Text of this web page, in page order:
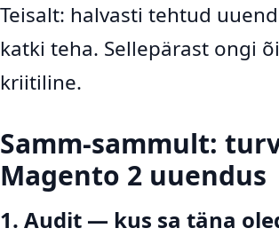
Teisalt: halvasti tehtud
katki teha. Sellepärast ongi
kriitiline.
Samm-sammult:
Magento 2 uuendus
1. Audit — kus sa täna